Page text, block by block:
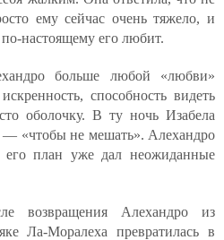
ему сейчас очень тяжело, и
настоящему его любит.
больше любой «любви»
способность видеть
оболочку. В ту ночь Изабела
— «чтобы не мешать». Алехандро
его план уже дал неожиданные
возвращения Алехандро из
Ла-Моралеха превратилась в